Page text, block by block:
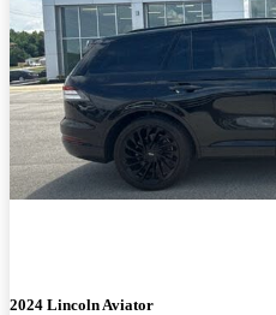
2024 Lincoln Aviator